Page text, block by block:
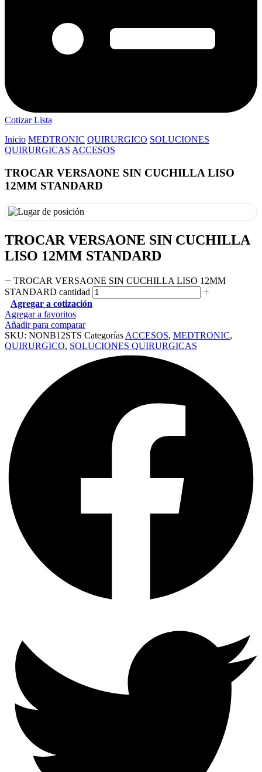
Cotizar Lista
Inicio MEDTRONIC QUIRURGICO SOLUCIONES
QUIRURGICAS ACCESOS
TROCAR VERSAONE SIN CUCHILLA LISO
12MM STANDARD
TROCAR VERSAONE SIN CUCHILLA
LISO 12MM STANDARD
TROCAR VERSAONE SIN CUCHILLA LISO 12MM
STANDARD cantidad
Agregar a cotización
Agregar a favoritos
Añadir para comparar
SKU: NONB12STS Categorías ACCESOS, MEDTRONIC,
QUIRURGICO, SOLUCIONES QUIRURGICAS